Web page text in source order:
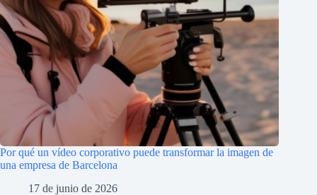
Por qué un vídeo corporativo puede transformar la imagen de
una empresa de Barcelona
17 de junio de 2026